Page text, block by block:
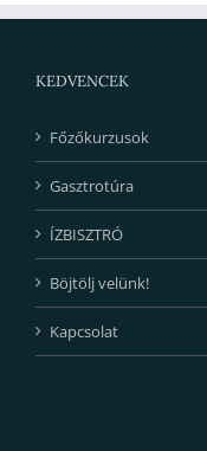
KEDVENCEK
Főzőkurzusok
Gasztrotúra
ÍZBISZTRÓ
Böjtölj velünk!
Kapcsolat